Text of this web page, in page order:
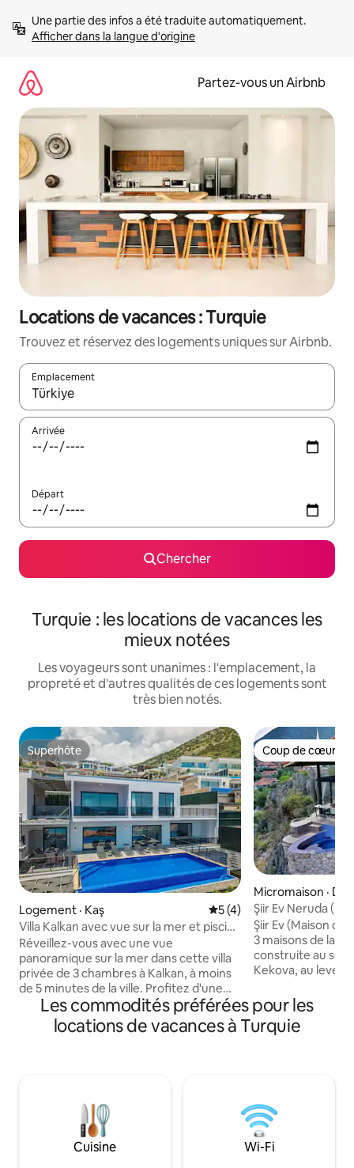
directement
Afficher dans la langue d'origine
Partez-vous un Airbnb
Locations de vacances : Turquie
Trouvez et réservez des logements uniques sur Airbnb.
Emplacement
Quand les résultats sont affichés, parcourez-les en utilisant
Arrivée
Départ
Chercher
Turquie : les locations de vacances les
mieux notées
Les voyageurs sont unanimes : l'emplacement, la
propreté et d'autres qualités de ces logements sont
très bien notés.
Superhôte
Superhôte
Logement · Kaş Note moyenne de 5 sur
5 (4)
Villa Kalkan avec vue sur la mer et piscine
à débordement privée
Réveillez-vous avec une vue
panoramique sur la mer dans cette villa
privée de 3 chambres à Kalkan, à moins
de 5 minutes de la ville. Profitez d'une
piscine à débordement isolée de 10 m,
de terrasses ensoleillées, de chaises
longues de qualité, d'un coin repas
une cuisine entièrement équipée, un
lave-vaisselle, une laveuse et une table
de billard de 7 pieds. Toutes les
chambres ont une salle de bain
Coup de cœur
Coup de cœur
Micromaison ·
Şiir Ev Neruda
vue panoramique
Şiir Ev (Maison du
3 maisons de la
construite au
Kekova, au lever
entièrement
20 m² avec vue
sud et ouest vont
nager dans les
Demre est à 16
Kaş est à 45 km.
Les commodités préférées pour les
locations de vacances à Turquie
Cuisine Wi-Fi